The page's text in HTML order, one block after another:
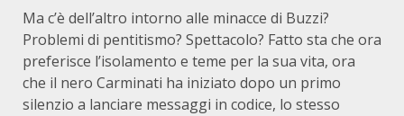
Ma c’è dell’altro intorno alle minacce di Buzzi?
Problemi di pentitismo? Spettacolo? Fatto sta che ora
preferisce l’isolamento e teme per la sua vita, ora
che il nero Carminati ha iniziato dopo un primo
silenzio a lanciare messaggi in codice, lo stesso